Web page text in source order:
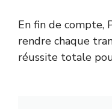
En fin de compte,
rendre chaque
réussite totale